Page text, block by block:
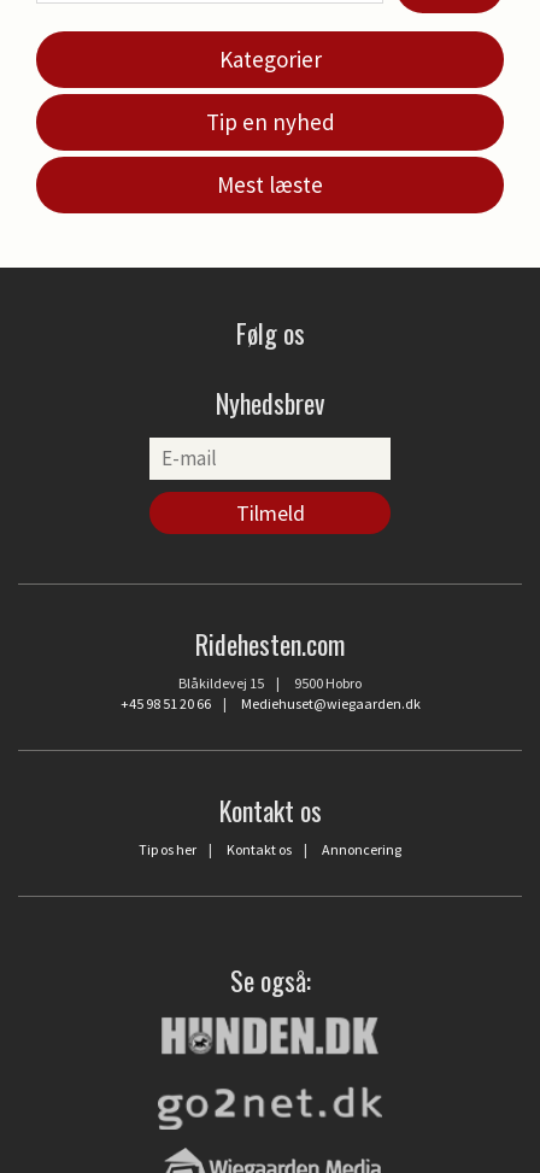
Kategorier
Tip en nyhed
Mest læste
Følg os
Nyhedsbrev
Ridehesten.com
Blåkildevej 15 | 9500 Hobro
+45 98 51 20 66| Mediehuset@wiegaarden.dk
Kontakt os
Tip os her | Kontakt os | Annoncering
Se også: